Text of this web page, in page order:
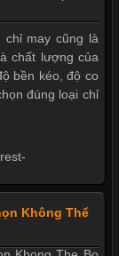
chỉ may cũng là
chất lượng của
bền kéo, độ co
đúng loại chỉ
Không Thể